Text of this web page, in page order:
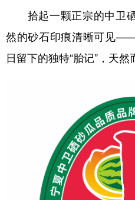
拾起一颗正宗的中卫
然的砂石印痕清晰可见
日留下的独特“胎记”，天然